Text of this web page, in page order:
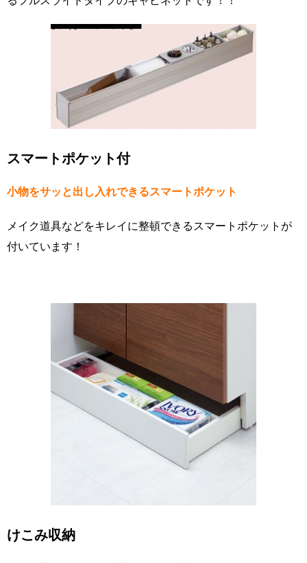
スマートポケット付
小物をサッと出し入れできるスマートポケット
メイク道具などをキレイに整頓できるスマートポケットが
付いています！
けこみ収納